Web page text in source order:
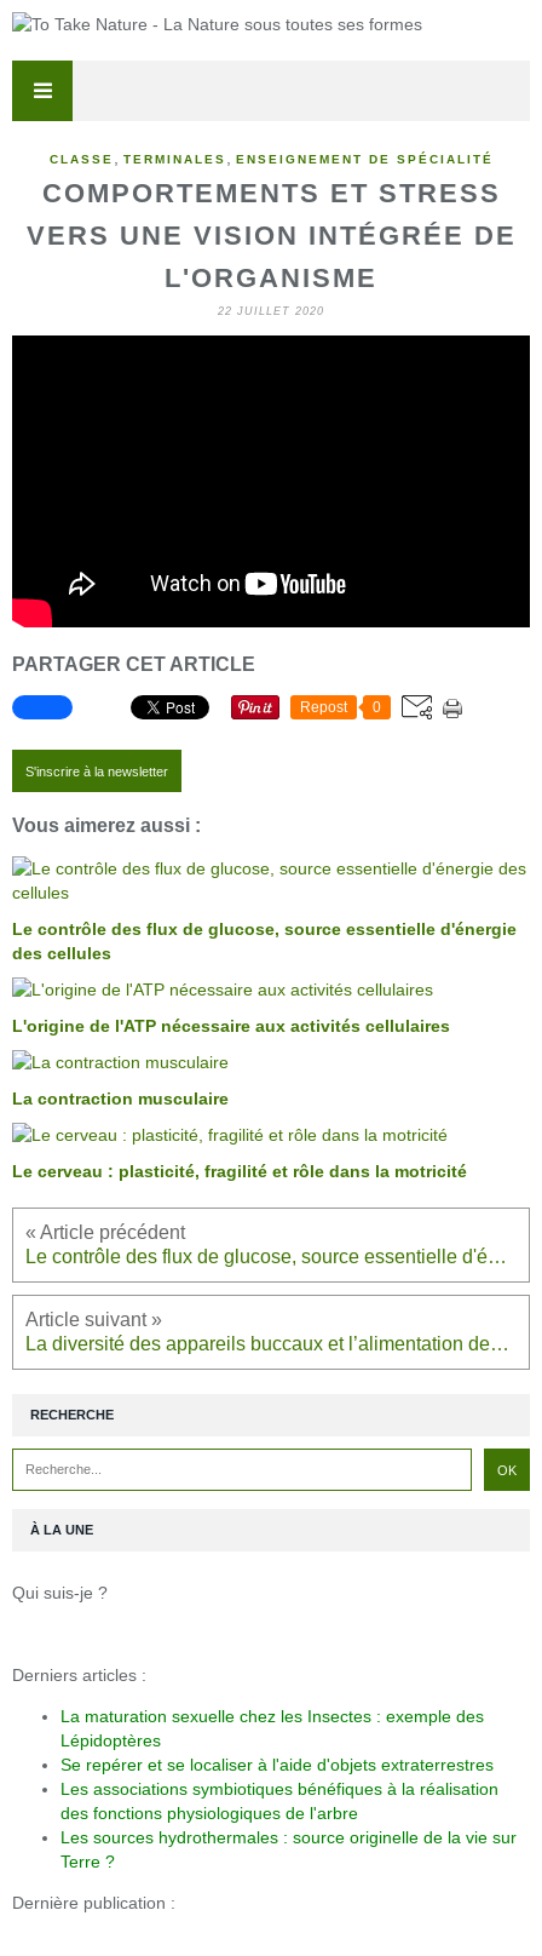
CLASSE TERMINALES ENSEIGNEMENT DE SPÉCIALITÉ
COMPORTEMENTS ET STRESS
VERS UNE VISION INTÉGRÉE DE
L'ORGANISME
22 JUILLET 2020
PARTAGER CET ARTICLE
Repost 0
S'inscrire à la newsletter
Vous aimerez aussi :
Le contrôle des flux de glucose, source essentielle d'énergie
des cellules
L'origine de l'ATP nécessaire aux activités cellulaires
La contraction musculaire
Le cerveau : plasticité, fragilité et rôle dans la motricité
Le contrôle des flux de glucose, source essentielle d'énergie des cellules
La diversité des appareils buccaux et l’alimentation des Insectes
RECHERCHE
À LA UNE
Qui suis-je ?
Derniers articles :
La maturation sexuelle chez les Insectes : exemple des
Lépidoptères
Se repérer et se localiser à l'aide d'objets extraterrestres
Les associations symbiotiques bénéfiques à la réalisation
des fonctions physiologiques de l'arbre
Les sources hydrothermales : source originelle de la vie sur
Terre ?
Dernière publication :